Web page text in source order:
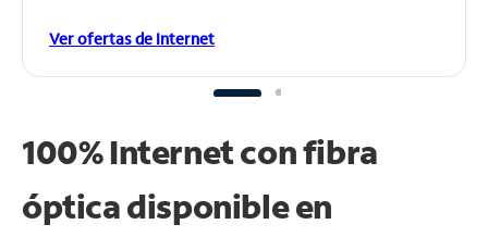
Ver ofertas de Internet
100% Internet con fibra
óptica disponible en